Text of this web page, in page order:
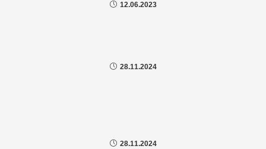
12.06.2023
28.11.2024
28.11.2024